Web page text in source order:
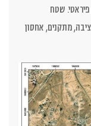
שטח
של חציבה, מתקנים, אחסון